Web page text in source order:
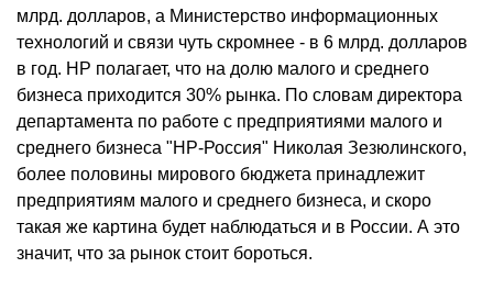
млрд. долларов, а Министерство информационных
технологий и связи чуть скромнее - в 6 млрд. долларов
в год. НР полагает, что на долю малого и среднего
бизнеса приходится 30% рынка. По словам директора
департамента по работе с предприятиями малого и
среднего бизнеса "НР-Россия" Николая Зезюлинского,
более половины мирового бюджета принадлежит
предприятиям малого и среднего бизнеса, и скоро
такая же картина будет наблюдаться и в России. А это
значит, что за рынок стоит бороться.